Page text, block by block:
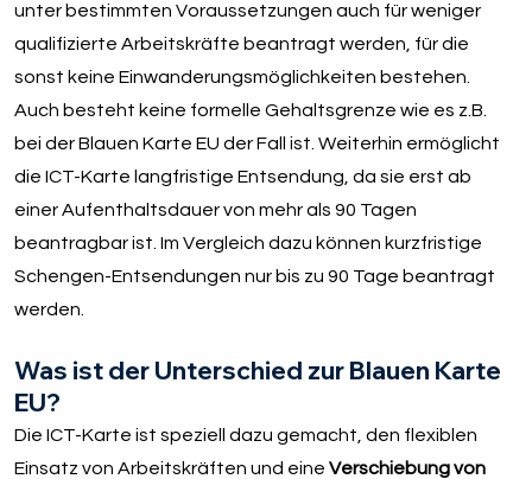
unter bestimmten Voraussetzungen auch für weniger
qualifizierte Arbeitskräfte beantragt werden, für die
sonst keine Einwanderungsmöglichkeiten bestehen.
Auch besteht keine formelle Gehaltsgrenze wie es z.B.
bei der Blauen Karte EU der Fall ist. Weiterhin ermöglicht
die ICT-Karte langfristige Entsendung, da sie erst ab
einer Aufenthaltsdauer von mehr als 90 Tagen
beantragbar ist. Im Vergleich dazu können kurzfristige
Schengen-Entsendungen nur bis zu 90 Tage beantragt
werden.
Was ist der Unterschied zur Blauen Karte
EU?
Die ICT-Karte ist speziell dazu gemacht, den flexiblen
Einsatz von Arbeitskräften und eine Verschiebung von